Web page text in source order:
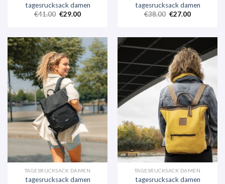
tagesrucksack damen
€41.00 €29.00
tagesrucksack damen
€38.00 €27.00
TAGESRUCKSACK DAMEN
tagesrucksack damen
TAGESRUCKSACK DAMEN
tagesrucksack damen